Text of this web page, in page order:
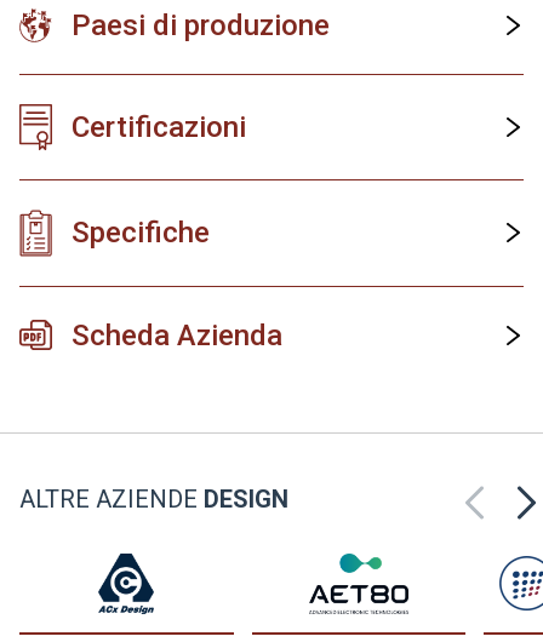
Paesi di produzione
Certificazioni
Specifiche
Scheda Azienda
ALTRE AZIENDE DESIGN